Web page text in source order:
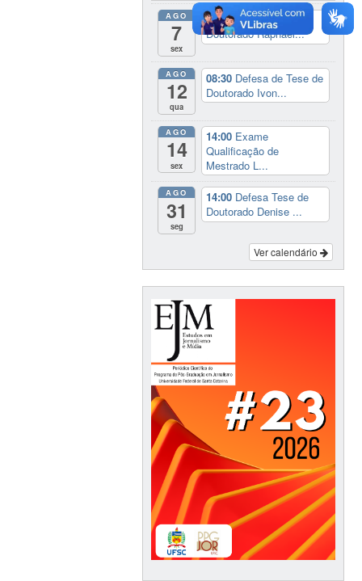
AGO
7
sex
14:00 Defesa Tese de
Doutorado Raphael...
AGO
12
qua
08:30 Defesa de Tese de
Doutorado Ivon...
AGO
14
sex
14:00 Exame
Qualificação de
Mestrado L...
AGO
31
seg
14:00 Defesa Tese de
Doutorado Denise ...
Ver calendário